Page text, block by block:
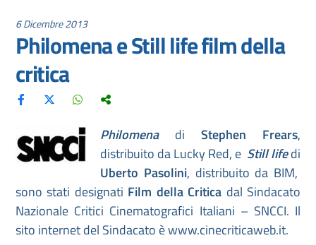
6 Dicembre 2013
Philomena e Still life film della
critica
Philomena di Stephen Frears,
distribuito da Lucky Red, e Still lifedi
Uberto Pasolini, distribuito da BIM,
sono stati designati Film della Critica dal Sindacato
Nazionale Critici Cinematografici Italiani – SNCCI. Il
sito internet del Sindacato è www.cinecriticaweb.it.